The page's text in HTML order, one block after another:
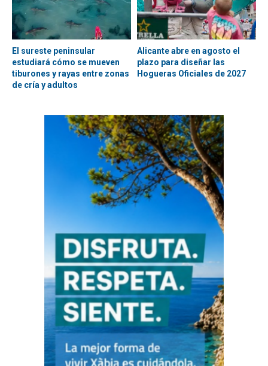
El sureste peninsular
estudiará cómo se mueven
tiburones y rayas entre zonas
de cría y adultos
Alicante abre en agosto el
plazo para diseñar las
Hogueras Oficiales de 2027